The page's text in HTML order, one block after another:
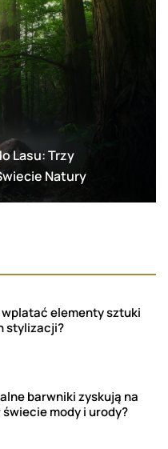
Lasu: Trzy
Natury
elementy sztuki
stylizacji?
barwniki zyskują na
mody i urody?